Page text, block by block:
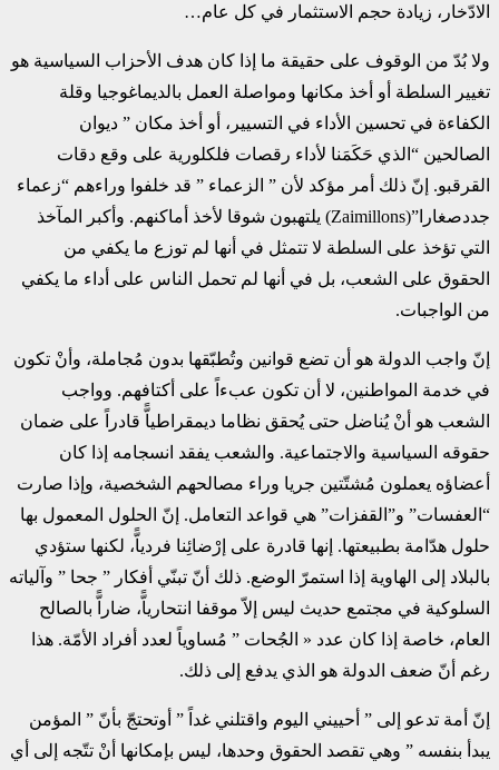
الادّخار، زيادة حجم الاستثمار في كل عام…
ولا بُدّ من الوقوف على حقيقة ما إذا كان هدف الأحزاب السياسية هو
تغيير السلطة أو أخذ مكانها ومواصلة العمل بالديماغوجيا وقلة
الكفاءة في تحسين الأداء في التسيير، أو أخذ مكان ” ديوان
الصالحين “الذي حَكَمَنا لأداء رقصات فلكلورية على وقع دقات
القرقبو. إنّ ذلك أمر مؤكد لأن ” الزعماء ” قد خلفوا وراءهم “زعماء
جددصغارا”(Zaimillons) يلتهبون شوقا لأخذ أماكنهم. وأكبر المآخذ
التي تؤخذ على السلطة لا تتمثل في أنها لم توزع ما يكفي من
الحقوق على الشعب، بل في أنها لم تحمل الناس على أداء ما يكفي
من الواجبات.
إنّ واجب الدولة هو أن تضع قوانين وتُطبّقها بدون مُجاملة، وأنْ تكون
في خدمة المواطنين، لا أن تكون عبءاً على أكتافهم. وواجب
الشعب هو أنْ يُناضل حتى يُحقق نظاما ديمقراطياًّ قادراً على ضمان
حقوقه السياسية والاجتماعية. والشعب يفقد انسجامه إذا كان
أعضاؤه يعملون مُشتّتين جريا وراء مصالحهم الشخصية، وإذا صارت
“العفسات” و”القفزات” هي قواعد التعامل. إنّ الحلول المعمول بها
حلول هدّامة بطبيعتها. إنها قادرة على إرْضائِنا فردياًّ، لكنها ستؤدي
بالبلاد إلى الهاوية إذا استمرّ الوضع. ذلك أنّ تبنّي أفكار ” جحا ” وآلياته
السلوكية في مجتمع حديث ليس إلاّ موقفا انتحارياًّ، ضاراًّ بالصالح
العام، خاصة إذا كان عدد « الجُحات ” مُساوياً لعدد أفراد الأمّة. هذا
رغم أنّ ضعف الدولة هو الذي يدفع إلى ذلك.
إنّ أمة تدعو إلى ” أحييني اليوم واقتلني غداً ” أوتحتجّ بأنّ ” المؤمن
يبدأ بنفسه ” وهي تقصد الحقوق وحدها، ليس بإمكانها أنْ تتّجه إلى أي